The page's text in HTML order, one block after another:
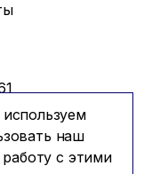
наш
с этими